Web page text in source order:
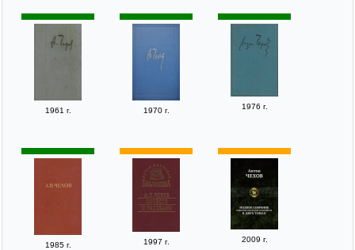
1961 г. 1970 г. 1976 г.
1985 г. 1997 г. 2009 г.